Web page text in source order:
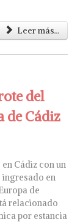
Leer más...
del
de Cádiz
Cádiz con un
en
de
relacionado
por estancia